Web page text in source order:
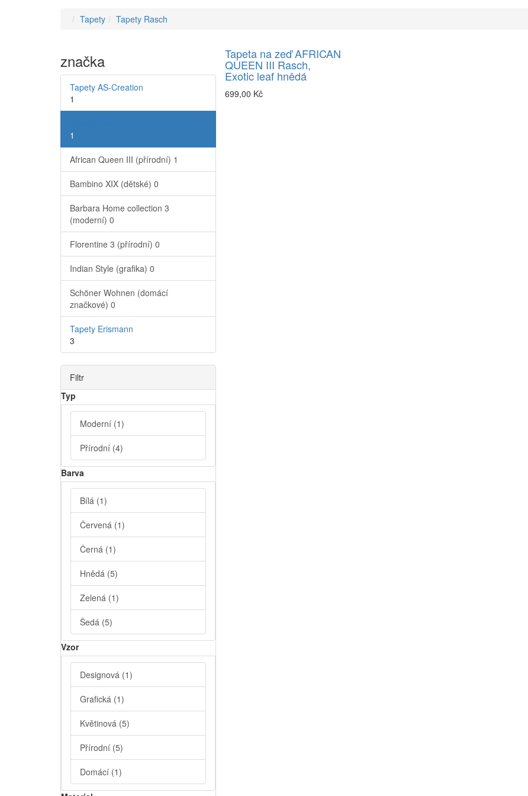
Tapety Tapety Rasch
značka
Tapety AS-Creation
1
1
African Queen III (přírodní) 1
Bambino XIX (dětské) 0
Barbara Home collection 3
(moderní) 0
Florentine 3 (přírodní) 0
Indian Style (grafika) 0
Schöner Wohnen (domácí
značkové) 0
Tapety Erismann
3
Filtr
Typ
Moderní (1)
Přírodní (4)
Barva
Bílá (1)
Červená (1)
Černá (1)
Hnědá (5)
Zelená (1)
Šedá (5)
Vzor
Designová (1)
Grafická (1)
Květinová (5)
Přírodní (5)
Domácí (1)
Tapeta na zeď AFRICAN
QUEEN III Rasch,
Exotic leaf hnědá
699,00 Kč